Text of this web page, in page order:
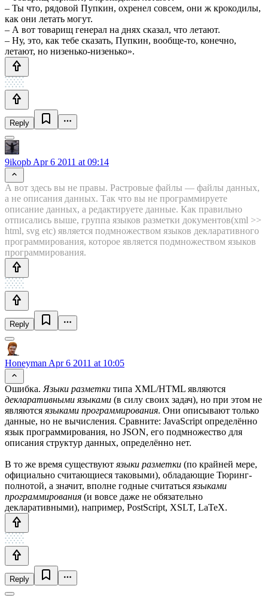
– Ты что, рядовой Пупкин, охренел совсем, они ж крокодилы,
как они летать могут.
– А вот товарищ генерал на днях сказал, что летают.
– Ну, это, как тебе сказать, Пупкин, вообще-то, конечно,
летают, но низенько-низенько».
Reply
9ikopb Apr 6 2011 at 09:14
А вот здесь вы не правы. Растровые файлы — файлы данных,
а не описания данных. Так что вы не программируете
описание данных, а редактируете данные. Как правильно
отписались выше, группа языков разметки документов(xml >>
html, svg etc) является подмножеством языков декларативного
программирования, которое является подмножеством языков
программирования.
Reply
Honeyman Apr 6 2011 at 10:05
Ошибка. Языки разметки типа XML/HTML являются
декларативными языками (в силу своих задач), но при этом не
являются языками программирования. Они описывают только
данные, но не вычисления. Сравните: JavaScript определённо
язык программирования, но JSON, его подмножество для
описания структур данных, определённо нет.
В то же время существуют языки разметки (по крайней мере,
официально считающиеся таковыми), обладающие Тюринг-
полнотой, а значит, вполне годные считаться языками
программирования (и вовсе даже не обязательно
декларативными), например, PostScript, XSLT, LaTeX.
Reply